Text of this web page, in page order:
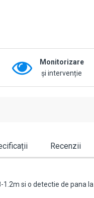
Monitorizare
și intervenție
Recenzii
si o detectie de pana la